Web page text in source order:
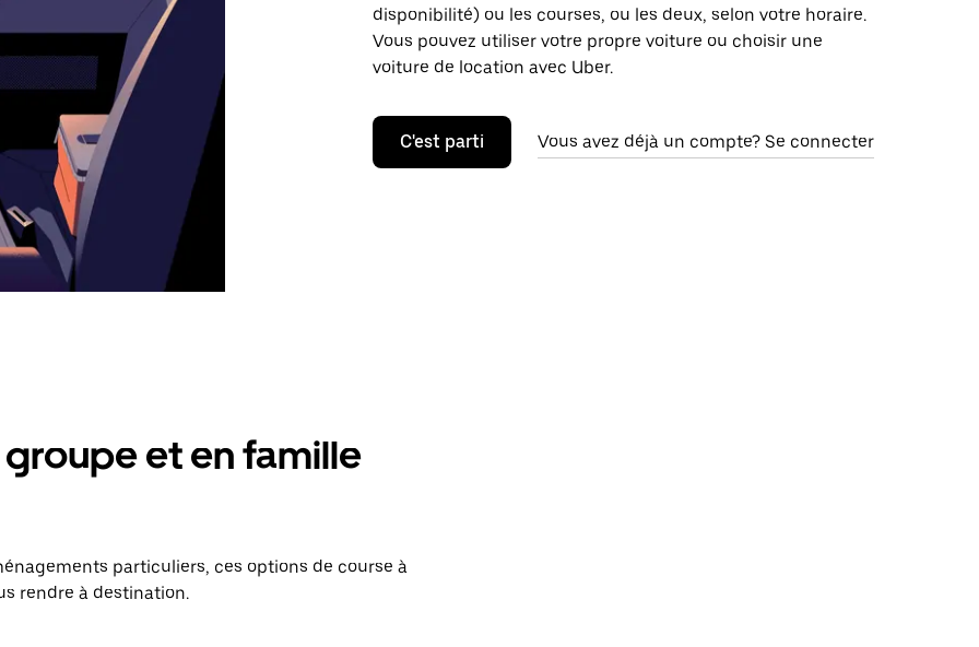
disponibilité) ou les courses, ou les deux, selon votre horaire.
Vous pouvez utiliser votre propre voiture ou choisir une
voiture de location avec Uber.
C'est parti Vous avez déjà un compte? Se connecter
et en famille
particuliers, ces options de course à
rendre à destination.